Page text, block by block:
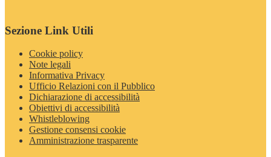
Sezione Link Utili
Cookie policy
Note legali
Informativa Privacy
Ufficio Relazioni con il Pubblico
Dichiarazione di accessibilità
Obiettivi di accessibilità
Whistleblowing
Gestione consensi cookie
Amministrazione trasparente